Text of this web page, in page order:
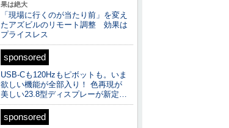
果は絶大
「現場に行くのが当たり前」を変え
たアズビルのリモート調整 効果は
プライスレス
sponsored
USB-Cも120Hzもピボットも。いま
欲しい機能が全部入り！ 色再現が
美しい23.8型ディスプレーが新定…
sponsored